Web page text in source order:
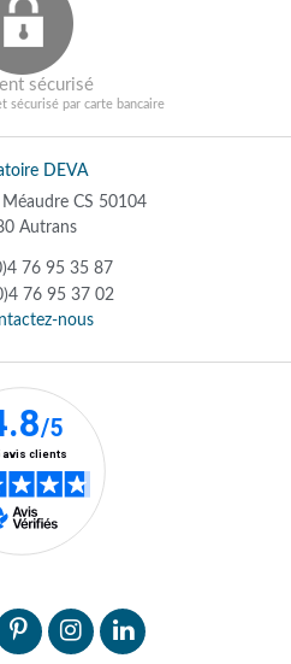
sécurisé
sécurisé par carte bancaire
DEVA
CS 50104
Autrans
76 95 35 87
76 95 37 02
nous